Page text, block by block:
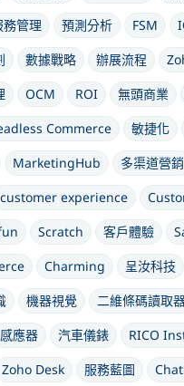
管理 預測分析 FSM
數據戰略 辦展流程
OCM ROI 無頭商業
Commerce 敏捷化
MarketingHub 多渠道營銷
customer experience
Scratch 客戶體驗
Charming 呈汝科技
機器視覺 二維條碼讀取
感應器 汽車儀錶
RICO
Zoho Desk 服務藍圖